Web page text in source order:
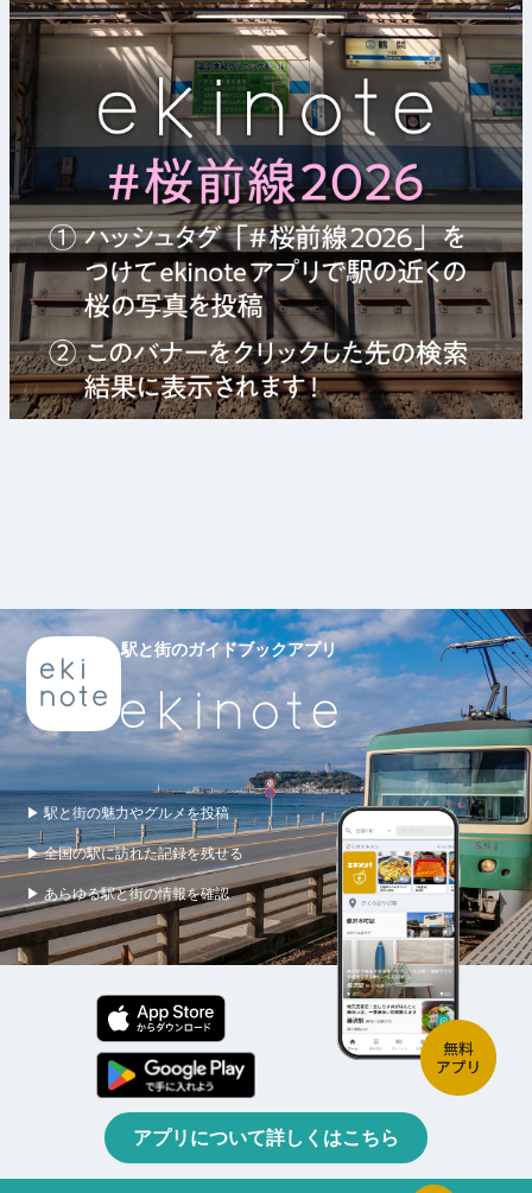
駅と街のガイドブックアプリ
▶ 駅と街の魅力やグルメを投稿
▶ 全国の駅に訪れた記録を残せる
▶ あらゆる駅と街の情報を確認
アプリについて詳しくはこちら